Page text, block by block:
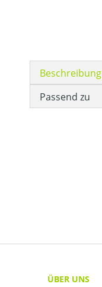
Beschreibung
Passend zu
ÜBER UNS